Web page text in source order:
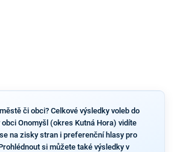
či obci? Celkové výsledky voleb do
Onomyšl (okres Kutná Hora) vidíte
na zisky stran i preferenční hlasy pro
si můžete také výsledky v